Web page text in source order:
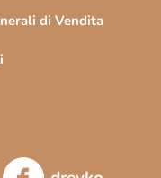
di Vendita